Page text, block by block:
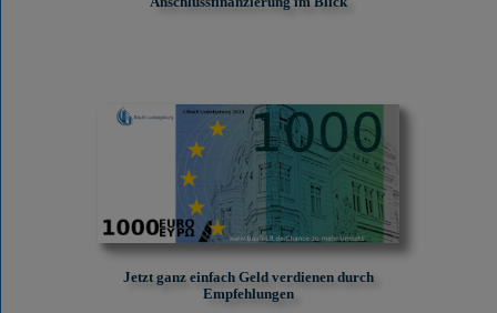
Jetzt ganz einfach Geld verdienen durch
Empfehlungen